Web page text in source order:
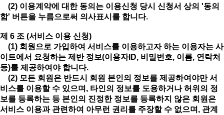
(2) 이용계약에 대한 동의는 이용신청 당시 신청서 상의 '동의
함' 버튼을 누름으로써 의사표시를 합니다.
제 6 조 (서비스 이용 신청)
(1) 회원으로 가입하여 서비스를 이용하고자 하는 이용자는 사
이트에서 요청하는 제반 정보(이용자ID, 비밀번호, 이름, 연락처
등)를 제공하여야 합니다.
(2) 모든 회원은 반드시 회원 본인의 정보를 제공하여야만 서
비스를 이용할 수 있으며, 타인의 정보를 도용하거나 허위의 정
보를 등록하는 등 본인의 진정한 정보를 등록하지 않은 회원은
서비스 이용과 관련하여 아무런 권리를 주장할 수 없으며, 관계